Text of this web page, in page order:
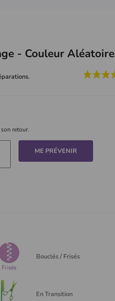
- Couleur Aléatoire
retour.
ME PRÉVENIR
Bouclés / Frisés
En Transition